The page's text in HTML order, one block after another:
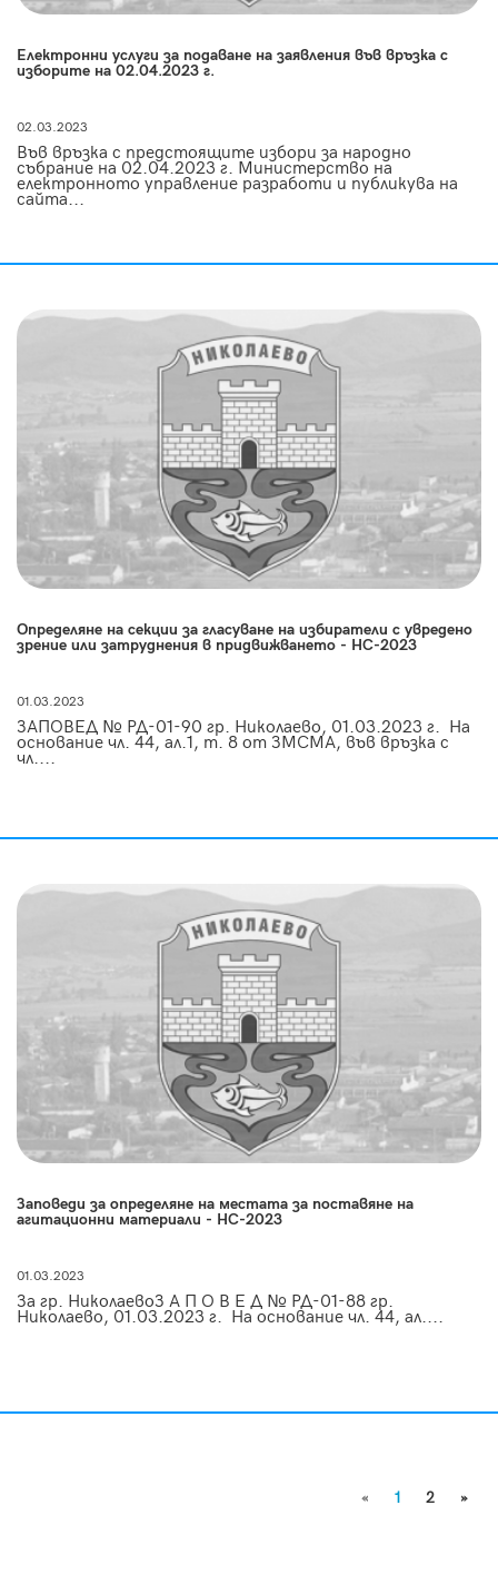
Електронни услуги за подаване на заявления във връзка с
изборите на 02.04.2023 г.
02.03.2023
Във връзка с предстоящите избори за народно
събрание на 02.04.2023 г. Министерство на
електронното управление разработи и публикува на
сайта...
Определяне на секции за гласуване на избиратели с увредено
зрение или затруднения в придвижването - НС-2023
01.03.2023
ЗАПОВЕД № РД-01-90 гр. Николаево, 01.03.2023 г. На
основание чл. 44, ал.1, т. 8 от ЗМСМА, във връзка с
чл....
Заповеди за определяне на местата за поставяне на
агитационни материали - НС-2023
01.03.2023
За гр. НиколаевоЗ А П О В Е Д № РД-01-88 гр.
Николаево, 01.03.2023 г. На основание чл. 44, ал....
« 1 2 »